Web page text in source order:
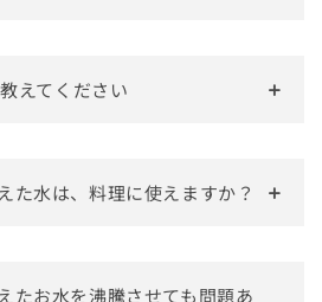
えてください
た水は、料理に使えますか？
たお水を沸騰させても問題あ